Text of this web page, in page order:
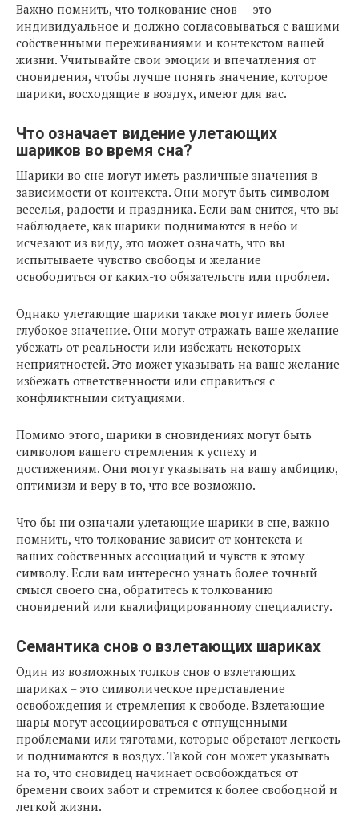
Важно помнить, что толкование снов — это
индивидуальное и должно согласовываться с вашими
собственными переживаниями и контекстом вашей
жизни. Учитывайте свои эмоции и впечатления от
сновидения, чтобы лучше понять значение, которое
шарики, восходящие в воздух, имеют для вас.
Что означает видение улетающих
шариков во время сна?
Шарики во сне могут иметь различные значения в
зависимости от контекста. Они могут быть символом
веселья, радости и праздника. Если вам снится, что вы
наблюдаете, как шарики поднимаются в небо и
исчезают из виду, это может означать, что вы
испытываете чувство свободы и желание
освободиться от каких-то обязательств или проблем.
Однако улетающие шарики также могут иметь более
глубокое значение. Они могут отражать ваше желание
убежать от реальности или избежать некоторых
неприятностей. Это может указывать на ваше желание
избежать ответственности или справиться с
конфликтными ситуациями.
Помимо этого, шарики в сновидениях могут быть
символом вашего стремления к успеху и
достижениям. Они могут указывать на вашу амбицию,
оптимизм и веру в то, что все возможно.
Что бы ни означали улетающие шарики в сне, важно
помнить, что толкование зависит от контекста и
ваших собственных ассоциаций и чувств к этому
символу. Если вам интересно узнать более точный
смысл своего сна, обратитесь к толкованию
сновидений или квалифицированному специалисту.
Семантика снов о взлетающих шариках
Один из возможных толков снов о взлетающих
шариках – это символическое представление
освобождения и стремления к свободе. Взлетающие
шары могут ассоциироваться с отпущенными
проблемами или тяготами, которые обретают легкость
и поднимаются в воздух. Такой сон может указывать
на то, что сновидец начинает освобождаться от
бремени своих забот и стремится к более свободной и
легкой жизни.